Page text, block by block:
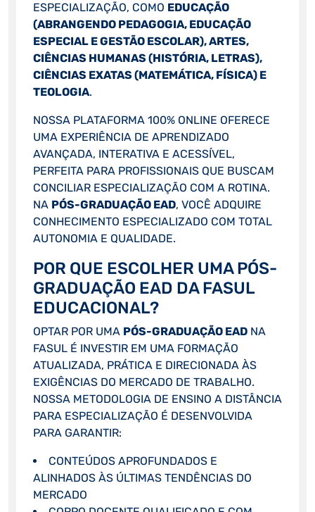
ESPECIALIZAÇÃO, COMO EDUCAÇÃO
(ABRANGENDO PEDAGOGIA, EDUCAÇÃO
ESPECIAL E GESTÃO ESCOLAR), ARTES,
CIÊNCIAS HUMANAS (HISTÓRIA, LETRAS),
CIÊNCIAS EXATAS (MATEMÁTICA, FÍSICA) E
TEOLOGIA.
NOSSA PLATAFORMA 100% ONLINE OFERECE
UMA EXPERIÊNCIA DE APRENDIZADO
AVANÇADA, INTERATIVA E ACESSÍVEL,
PERFEITA PARA PROFISSIONAIS QUE BUSCAM
CONCILIAR ESPECIALIZAÇÃO COM A ROTINA.
NA PÓS-GRADUAÇÃO EAD, VOCÊ ADQUIRE
CONHECIMENTO ESPECIALIZADO COM TOTAL
AUTONOMIA E QUALIDADE.
POR QUE ESCOLHER UMA PÓS-
GRADUAÇÃO EAD DA FASUL
EDUCACIONAL?
OPTAR POR UMA PÓS-GRADUAÇÃO EADNA
FASUL É INVESTIR EM UMA FORMAÇÃO
ATUALIZADA, PRÁTICA E DIRECIONADA ÀS
EXIGÊNCIAS DO MERCADO DE TRABALHO.
NOSSA METODOLOGIA DE ENSINO A DISTÂNCIA
PARA ESPECIALIZAÇÃO É DESENVOLVIDA
PARA GARANTIR:
CONTEÚDOS APROFUNDADOS E
ALINHADOS ÀS ÚLTIMAS TENDÊNCIAS DO
MERCADO